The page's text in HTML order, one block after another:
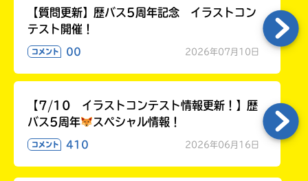
【質問更新】歴バス5周年記念 イラストコン
テスト開催！
コメント 00 2026年07月10日
【7/10 イラストコンテスト情報更新！】歴
バス5周年
スペシャル情報！
コメント 410 2026年06月16日